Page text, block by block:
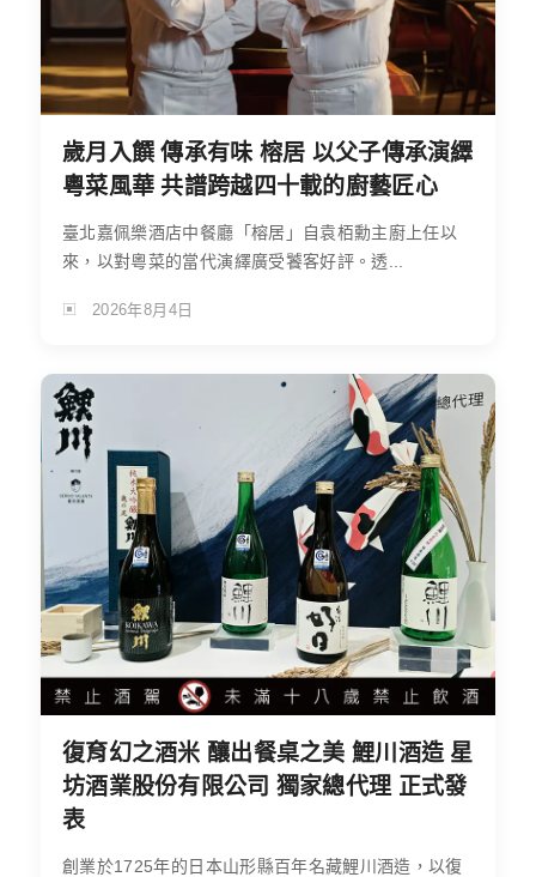
歲月入饌 傳承有味 榕居 以父子傳承演繹
粵菜風華 共譜跨越四十載的廚藝匠心
臺北嘉佩樂酒店中餐廳「榕居」自袁栢勳主廚上任以
來，以對粵菜的當代演繹廣受饕客好評。透...
2026年8月4日
復育幻之酒米 釀出餐桌之美 鯉川酒造 星
坊酒業股份有限公司 獨家總代理 正式發
表
創業於1725年的日本山形縣百年名藏鯉川酒造，以復